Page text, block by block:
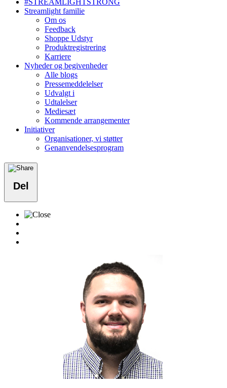
Streamlight familie
Om os
Feedback
Shoppe Udstyr
Produktregistrering
Karriere
Nyheder og begivenheder
Alle blogs
Pressemeddelelser
Udvalgt i
Udtalelser
Mediesæt
Kommende arrangementer
Initiativer
Organisationer, vi støtter
Genanvendelsesprogram
Del